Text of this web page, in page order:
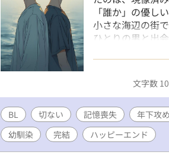
「誰か」の優し
小さな海辺の街
ひとりの男と出
を含みます ※ 直
害を受けた過去
ください。文字数
BL 切ない 記憶喪失 年下攻め
幼馴染
完結 ハッピーエンド